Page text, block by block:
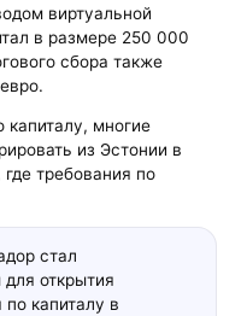
виртуальной
в размере 250 000
сбора также
многие
из Эстонии в
требования по
стал
открытия
капиталу в